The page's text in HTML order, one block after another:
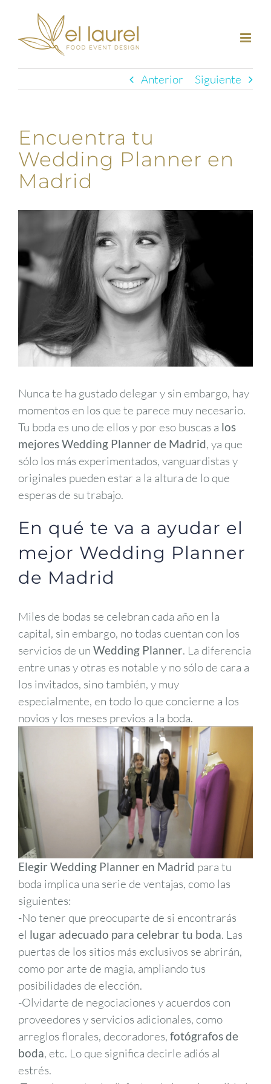
contenido
Anterior Siguiente
Encuentra tu
Wedding Planner en
Madrid
Nunca te ha gustado delegar y sin embargo, hay
momentos en los que te parece muy necesario.
Tu boda es uno de ellos y por eso buscas a los
mejores Wedding Planner de Madrid, ya que
sólo los más experimentados, vanguardistas y
originales pueden estar a la altura de lo que
esperas de su trabajo.
En qué te va a ayudar el
mejor Wedding Planner
de Madrid
Miles de bodas se celebran cada año en la
capital, sin embargo, no todas cuentan con los
servicios de un Wedding Planner. La diferencia
entre unas y otras es notable y no sólo de cara a
los invitados, sino también, y muy
especialmente, en todo lo que concierne a los
novios y los meses previos a la boda.
Elegir Wedding Planner en Madrid para tu
boda implica una serie de ventajas, como las
siguientes:
-No tener que preocuparte de si encontrarás
el lugar adecuado para celebrar tu boda. Las
puertas de los sitios más exclusivos se abrirán,
como por arte de magia, ampliando tus
posibilidades de elección.
-Olvidarte de negociaciones y acuerdos con
proveedores y servicios adicionales, como
arreglos florales, decoradores, fotógrafos de
boda, etc. Lo que significa decirle adiós al
estrés.